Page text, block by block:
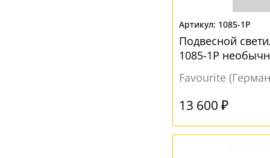
1085-1P
Подвесной
1085-1P
Favourite
13 600 ₽